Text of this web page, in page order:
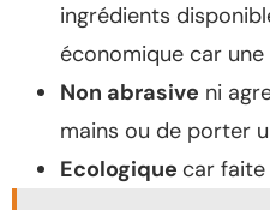
ingrédients
économique car
Non abrasive ni
mains ou de porter
Ecologique car